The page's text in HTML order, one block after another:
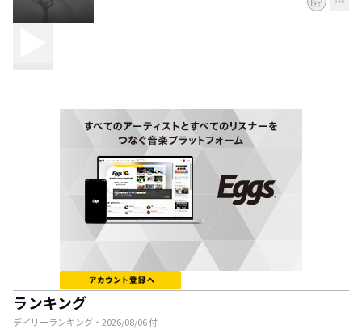
ランキング
デイリーランキング・ 2026/08/06付